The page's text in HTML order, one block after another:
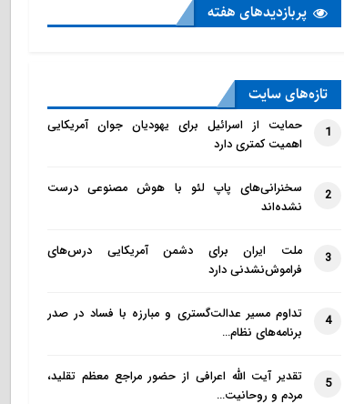
پربازدید‌های هفته
تازه‌‌های سایت
1
حمایت از اسرائیل برای یهودیان جوان آمریکایی
اهمیت کمتری دارد
2
سخنرانی‌های پاپ لئو با هوش مصنوعی درست
نشده‌اند
3
ملت ایران برای دشمن آمریکایی درس‌های
فراموش‌نشدنی دارد
4
تداوم مسیر عدالت‌گستری و مبارزه با فساد در صدر
برنامه‌های نظام…
5
تقدیر آیت الله اعرافی از حضور مراجع معظم تقلید،
مردم و روحانیت…